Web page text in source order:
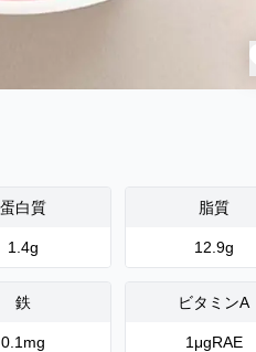
蛋白質
1.4g
脂質
12.9g
鉄
0.1 mg
ビタミンA
1 μgRAE